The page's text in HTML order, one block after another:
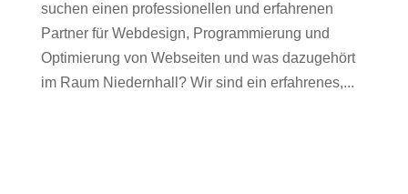
suchen einen professionellen und erfahrenen
Partner für Webdesign, Programmierung und
Optimierung von Webseiten und was dazugehört
im Raum Niedernhall? Wir sind ein erfahrenes,...